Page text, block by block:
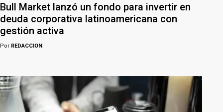
Bull Market lanzó un fondo para invertir en
deuda corporativa latinoamericana con
gestión activa
Por REDACCION